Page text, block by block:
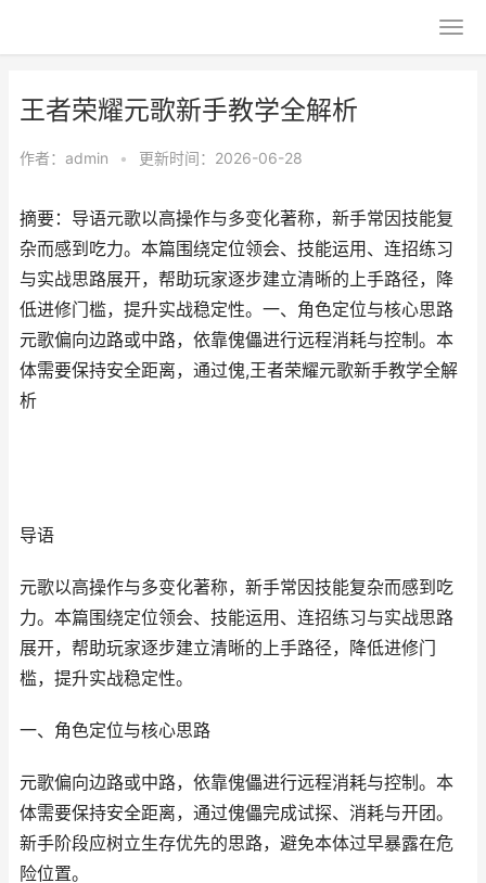
王者荣耀元歌新手教学全解析
作者： admin • 更新时间：2026-06-28
摘要：导语元歌以高操作与多变化著称，新手常因技能复
杂而感到吃力。本篇围绕定位领会、技能运用、连招练习
与实战思路展开，帮助玩家逐步建立清晰的上手路径，降
低进修门槛，提升实战稳定性。一、角色定位与核心思路
元歌偏向边路或中路，依靠傀儡进行远程消耗与控制。本
体需要保持安全距离，通过傀,王者荣耀元歌新手教学全解
析
导语
元歌以高操作与多变化著称，新手常因技能复杂而感到吃
力。本篇围绕定位领会、技能运用、连招练习与实战思路
展开，帮助玩家逐步建立清晰的上手路径，降低进修门
槛，提升实战稳定性。
一、角色定位与核心思路
元歌偏向边路或中路，依靠傀儡进行远程消耗与控制。本
体需要保持安全距离，通过傀儡完成试探、消耗与开团。
新手阶段应树立生存优先的思路，避免本体过早暴露在危
险位置。